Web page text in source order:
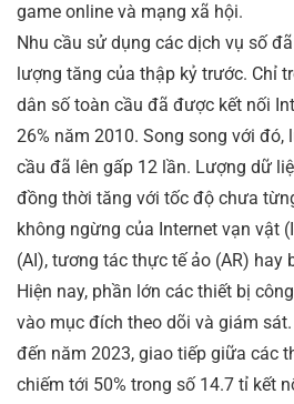
game online và mạng xã hội.
Nhu cầu sử dụng các dịch vụ số
lượng tăng của thập kỷ trước. Chỉ
dân số toàn cầu đã được kết nối
26% năm 2010. Song song với đó,
cầu đã lên gấp 12 lần. Lượng dữ
đồng thời tăng với tốc độ chưa
không ngừng của Internet vạn vật
(AI), tương tác thực tế ảo (AR) hay
Hiện nay, phần lớn các thiết bị
vào mục đích theo dõi và giám
đến năm 2023, giao tiếp giữa các
chiếm tới 50% trong số 14.7 tỉ kết